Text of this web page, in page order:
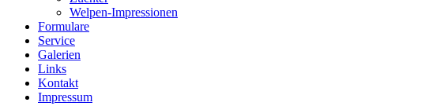
Welpen-Impressionen
Formulare
Service
Galerien
Links
Kontakt
Impressum